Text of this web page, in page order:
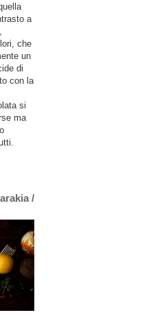
a
che
un
di
con la
si
ma
/